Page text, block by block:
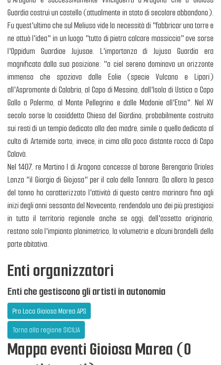
Guardia costruì un castello (attualmente in stato di secolare abbandono).
Fu quest'ultimo che sul Meliuso vide la necessità di "fabbricar una torre e
ne attuò l'idea" in un luogo "tutto di pietra calcare massiccia" ove sorse
l'Oppidum Guardiae Jujusae. L'importanza di Jujusa Guardia era
magnificata dalla sua posizione: "a ciel sereno dominava un orizzonte
immenso che spaziava dalle Eolie (specie Vulcano e Lipari)
all'Aspromonte di Calabria, al Capo di Messina, dall'Isola di Ustica a Capo
Gallo a Palermo, al Monte Pellegrino e dalle Madonie all'Etna". Nel XV
secolo sorse la cosiddetta Chiesa del Giardino, probabilmente costruita
sui resti di un tempio dedicato alla dea madre, simile a quello dedicato al
culto di Artemide sorto, invece, in cima alla poco distante rocca di Capo
Calavà.
Nel 1407, re Martino I di Aragona concesse al barone Berengario Orioles
Lanza "il Giorgio di Giojosa" per il calo della Tonnara. Da allora la pesca
del tonno ha caratterizzato l'attività di questo centro marinaro fino agli
inizi degli anni sessanta del Novecento, rendendolo uno dei più prestigiosi
in tutto il territorio regionale anche se oggi, dell'assetto originario,
restano solo l'impianto planimetrico, la volumetria e alcuni brandelli della
parte abitativa.
Enti organizzatori
Enti che gestiscono gli artisti in autonomia
Pro Loco Gioiosa Marea APS
Torna alla regione SICILIA
Mappa eventi Gioiosa Marea (0